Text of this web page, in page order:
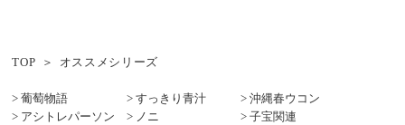
TOP オススメシリーズ
葡萄物語 すっきり青汁
沖縄春ウコン
アシトレパーソン
ノニ
子宝関連